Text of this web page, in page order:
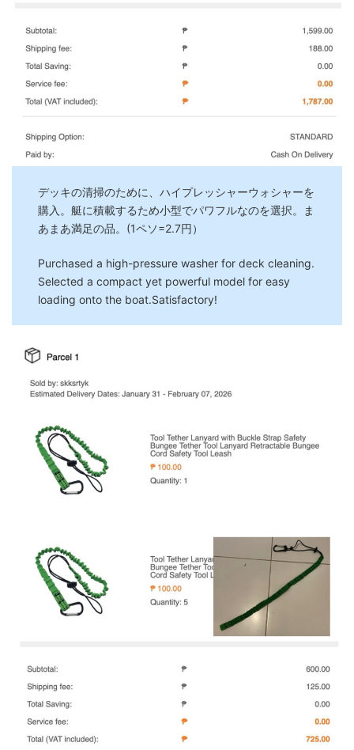
デッキの清掃のために、ハイプレッシャーウォシャーを
購入。艇に積載するため小型でパワフルなのを選択。ま
あまあ満足の品。(1ペソ=2.7円）
Purchased a high-pressure washer for deck cleaning.
Selected a compact yet powerful model for easy
loading onto the boat.Satisfactory!